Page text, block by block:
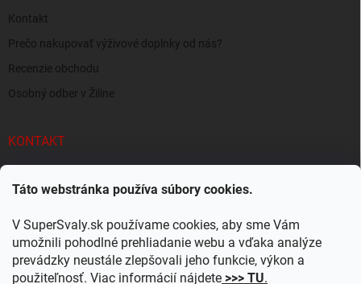
Táto webstránka používa súbory cookies.
V SuperSvaly.sk používame cookies, aby sme Vám
umožnili pohodlné prehliadanie webu a vďaka analýze
prevádzky neustále zlepšovali jeho funkcie, výkon a
použiteľnosť. Viac informácií nájdete >>> TU.
Kontakt
Prečo nakupovať výživové doplnky od nás?
Recenzie obchodu
Osobný odber v Žiline
KONTAKT
SuperSvaly.sk - doplnky výživy
supersvaly.sk